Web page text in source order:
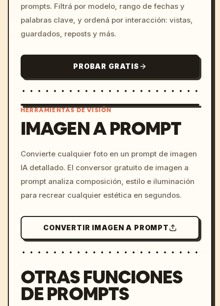
prompts. Filtrá por modelo, rango de fechas y
palabras clave, y ordená por interacción: vistas,
guardados, reposts y más.
PROBAR GRATIS
c, cyberpunk sunset, neon
colors, 8k --v 6.0
HERRAMIENTAS DE VISIÓN
IMAGEN A PROMPT
Convierte cualquier foto en un prompt de imagen
IA detallado. El conversor gratuito de imagen a
prompt analiza composición, estilo e iluminación
para recrear cualquier estética en segundos.
CONVERTIR IMAGEN A PROMPT
OTRAS FUNCIONES
DE PROMPTS